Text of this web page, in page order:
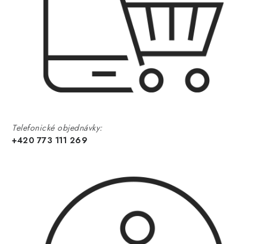
Telefonické objednávky:
+420 773 111 269